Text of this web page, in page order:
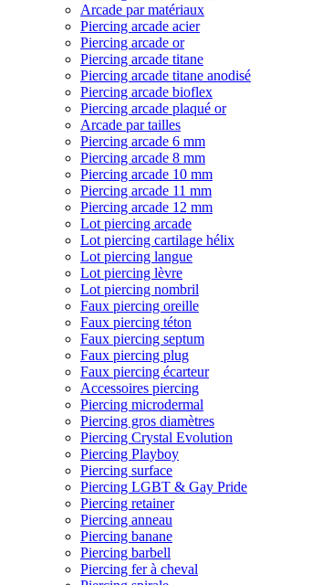
Arcade par matériaux
Piercing arcade acier
Piercing arcade or
Piercing arcade titane
Piercing arcade titane anodisé
Piercing arcade bioflex
Piercing arcade plaqué or
Arcade par tailles
Piercing arcade 6 mm
Piercing arcade 8 mm
Piercing arcade 10 mm
Piercing arcade 11 mm
Piercing arcade 12 mm
Lot piercing arcade
Lot piercing cartilage hélix
Lot piercing langue
Lot piercing lèvre
Lot piercing nombril
Faux piercing oreille
Faux piercing téton
Faux piercing septum
Faux piercing plug
Faux piercing écarteur
Accessoires piercing
Piercing microdermal
Piercing gros diamètres
Piercing Crystal Evolution
Piercing Playboy
Piercing surface
Piercing LGBT & Gay Pride
Piercing retainer
Piercing anneau
Piercing banane
Piercing barbell
Piercing fer à cheval